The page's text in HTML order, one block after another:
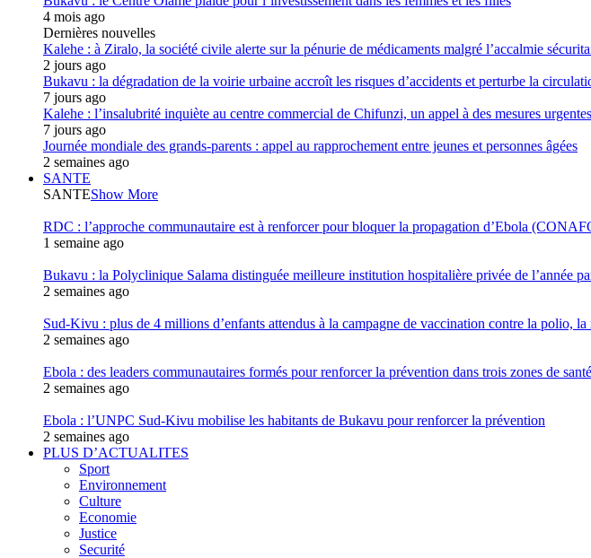
4 mois ago
Dernières nouvelles
Kalehe : à Ziralo, la société civile alerte sur la pénurie de médicaments malgré l’accalmie
2 jours ago
Bukavu : la dégradation de la voirie urbaine accroît les risques d’accidents et perturbe la
7 jours ago
Kalehe : l’insalubrité inquiète au centre commercial de Chifunzi, un appel à des mesures urgentes
7 jours ago
Journée mondiale des grands-parents : appel au rapprochement entre jeunes et personnes âgées
2 semaines ago
SANTE
SANTEShow More
RDC : l’approche communautaire est à renforcer pour bloquer la propagation d’Ebola
1 semaine ago
Bukavu : la Polyclinique Salama distinguée meilleure institution hospitalière privée de l’année
2 semaines ago
Sud-Kivu : plus de 4 millions d’enfants attendus à la campagne de vaccination contre la polio,
2 semaines ago
Ebola : des leaders communautaires formés pour renforcer la prévention dans trois zones de
2 semaines ago
Ebola : l’UNPC Sud-Kivu mobilise les habitants de Bukavu pour renforcer la prévention
2 semaines ago
PLUS D’ACTUALITES
Sport
Environnement
Culture
Economie
Justice
Securité